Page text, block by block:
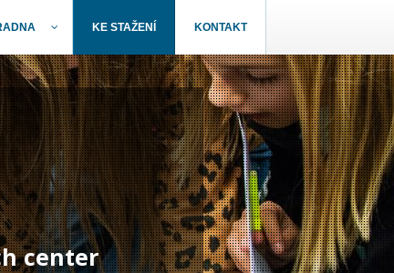
KE STAŽENÍ KONTAKT
center